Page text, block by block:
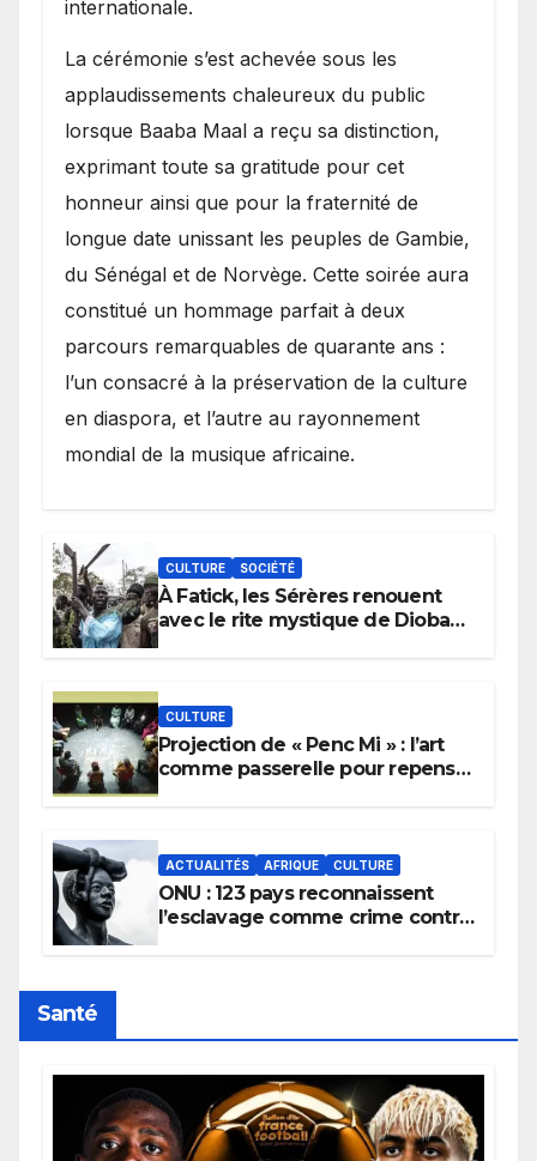
internationale.
​La cérémonie s’est achevée sous les
applaudissements chaleureux du public
lorsque Baaba Maal a reçu sa distinction,
exprimant toute sa gratitude pour cet
honneur ainsi que pour la fraternité de
longue date unissant les peuples de Gambie,
du Sénégal et de Norvège. Cette soirée aura
constitué un hommage parfait à deux
parcours remarquables de quarante ans :
l’un consacré à la préservation de la culture
en diaspora, et l’autre au rayonnement
mondial de la musique africaine.
CULTURE SOCIÉTÉ
À Fatick, les Sérères renouent
avec le rite mystique de Diobaye
CULTURE
Projection de « Penc Mi » : l’art
comme passerelle pour repenser
ACTUALITÉS AFRIQUE CULTURE
ONU : 123 pays reconnaissent
l’esclavage comme crime contre
Santé